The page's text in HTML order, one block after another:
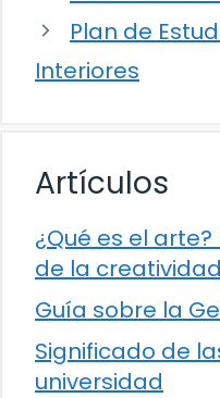
Plan de
Interiores
Artículos
¿Qué es el
de la creatividad
Guía sobre la
Significado de
universidad